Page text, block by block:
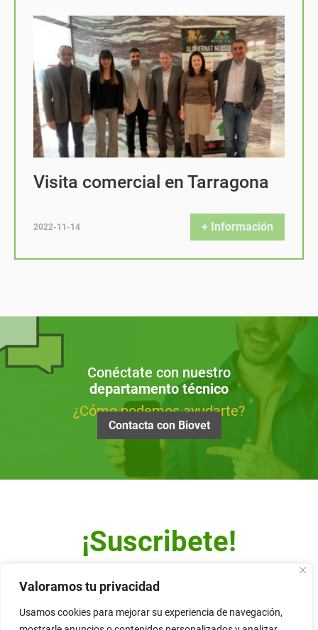
Valoramos tu privacidad
Usamos cookies para mejorar su experiencia de navegación,
Visita comercial en Tarragona
2022-11-14 + Información
Conéctate con nuestro
departamento técnico
¿Cómo podemos ayudarte?
Contacta con Biovet
¡Suscribete!
Escribe tu dirección de correo y recibe nuestro Newsletter.